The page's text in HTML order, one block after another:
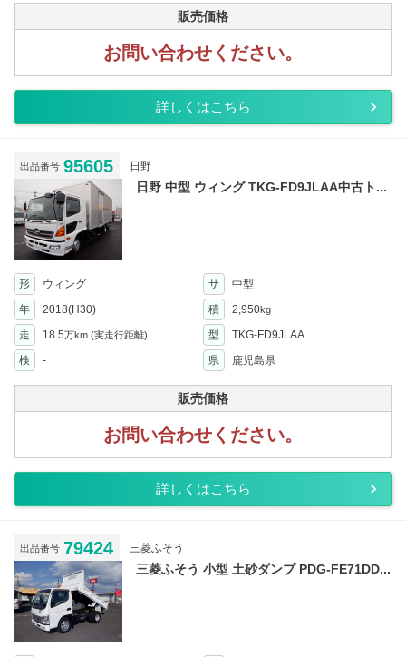
販売価格
お問い合わせください。
詳しくはこちら
出品番号 95605 日野
日野 中型 ウィング TKG-FD9JLAA中古ト...
形 ウィング サ
中型
年
2018(H30) 積 2,950kg
走 18.5万km (実走行距離) 型
TKG-FD9JLAA
検
- 県 鹿児島県
販売価格
お問い合わせください。
詳しくはこちら
出品番号 79424 三菱ふそう
三菱ふそう 小型 土砂ダンプ PDG-FE71DD...